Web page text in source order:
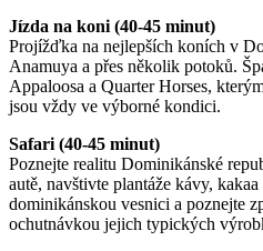
Jízda na koni (40-45 minut)
Projížďka na nejlepších koních v
Anamuya a přes několik potoků.
Appaloosa a Quarter Horses,
jsou vždy ve výborné kondici.
Safari (40-45 minut)
Poznejte realitu Dominikánské
autě, navštivte plantáže kávy,
dominikánskou vesnici a poznejte
ochutnávkou jejich typických